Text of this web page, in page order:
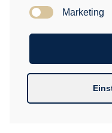
Marketing